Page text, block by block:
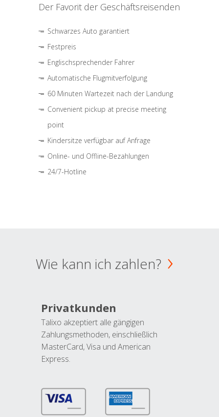
Der Favorit der Geschäftsreisenden
Schwarzes Auto garantiert
Festpreis
Englischsprechender Fahrer
Automatische Flugmitverfolgung
60 Minuten Wartezeit nach der Landung
Convenient pickup at precise meeting
point
Kindersitze verfügbar auf Anfrage
Online- und Offline-Bezahlungen
24/7-Hotline
Wie kann ich zahlen?
Privatkunden
Talixo akzeptiert alle gängigen
Zahlungsmethoden, einschließlich
MasterCard, Visa und American
Express.